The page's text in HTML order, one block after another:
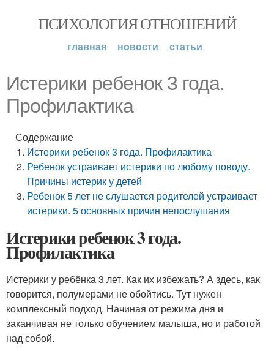
ПСИХОЛОГИЯ ОТНОШЕНИЙ
главная новости статьи
Истерики ребенок 3 года.
Профилактика
Содержание
Истерики ребенок 3 года. Профилактика
Ребенок устраивает истерики по любому поводу.
Причины истерик у детей
Ребенок 5 лет не слушается родителей устраивает
истерики. 5 основных причин непослушания
Истерики ребенок 3 года.
Профилактика
Истерики у ребёнка 3 лет. Как их избежать? А здесь, как
говорится, полумерами не обойтись. Тут нужен
комплексный подход. Начиная от режима дня и
заканчивая не только обучением малыша, но и работой
над собой.